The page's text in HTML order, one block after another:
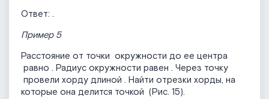
Ответ: .
Пример 5
Расстояние от точки окружности до ее центра
равно . Радиус окружности равен . Через точку
провели хорду длиной . Найти отрезки хорды, на
которые она делится точкой (Рис. 15).